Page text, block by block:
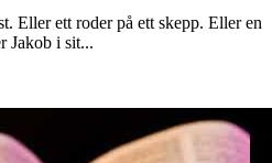
Eller ett roder på ett skepp. Eller en
Jakob i sit...